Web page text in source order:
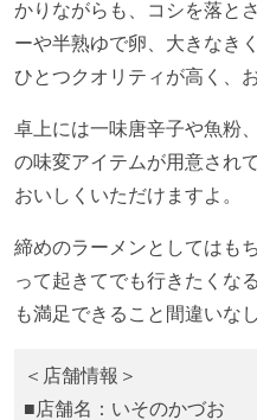
かりながらも、コシを落と
ーや半熟ゆで卵、大きなき
ひとつクオリティが高く、
卓上には一味唐辛子や魚粉
の味変アイテムが用意され
おいしくいただけますよ。
締めのラーメンとしてはも
って起きてでも行きたくな
も満足できること間違いなし
＜店舗情報＞
■店舗名：いそのかづお